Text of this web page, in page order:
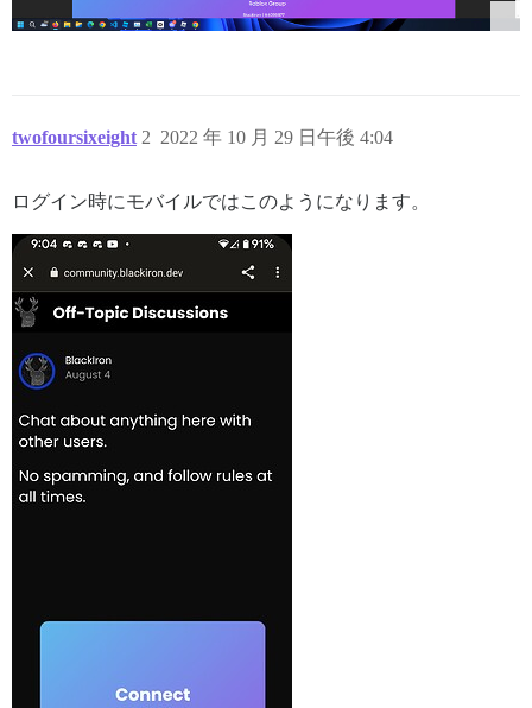
twofoursixeight 2022 年 10 月 29 日午後 4:04
2
ログイン時にモバイルではこのようになります。